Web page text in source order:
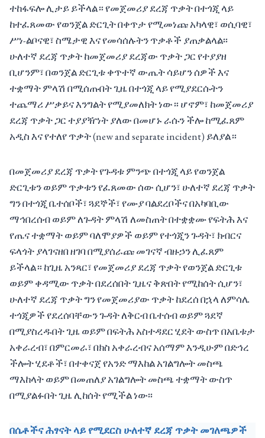
ተከፋፍሎ ሊታይ ይችላል። የመጀመሪያ ደረጃ ጥቃት በተጎጂ ላይ
ከተፈጸመው የወንጀል ድርጊት በቀጥታ የሚመነጩ አካላዊ፣ ወሲባዊ፣
ሥነ-ልቦናዊ፣ ስሜታዊ እና የመሳሰሉትን ጥቃቶች ያጠቃልላል፡፡
ሁለተኛ ደረጃ ጥቃት ከመጀመሪያ ደረጃው ጥቃት ጋር የተያያዘ
ቢሆንም፣ በወንጀል ድርጊቱ ቀጥተኛ ውጤት ሳይሆን ሰዎች እና
ተቋማት ምላሽ በሚሰጡበት ጊዜ በተጎጂ ላይ የሚያደርሱትን
ተጨማሪ ሥቃይና እንግልት የሚያመለክት ነው። ሆኖም፣ ከመጀመሪያ
ደረጃ ጥቃት ጋር ተያያዥነት ያለው በመሆኑ ራሱን ችሎ ከሚፈጸም
አዲስ እና የተለየ ጥቃት (new and separate incident) ይለያል።
በመጀመሪያ ደረጃ ጥቃት የጉዳቱ ምንጭ በተጎጂ ላይ የወንጀል
ድርጊቱን ወይም ጥቃቱን የፈጸመው ሰው ሲሆን፣ ሁለተኛ ደረጃ ጥቃት
ግን በተጎጂ ቤተሰቦች፣ ጓደኞች፣ የሙያ ባልደረቦችና በአካባቢው
ማኅበረሰብ ወይም ለጉዳት ምላሽ ለመስጠት በተቋቋሙ የፍትሕ እና
የጤና ተቋማት ወይም ባለሞያዎች ወይም የተጎጂን ጉዳት፣ ክብርና
ፍላጎት ያላገናዘበ ዘገባ በሚያሰራጩ መገናኛ ብዙኃን ሊፈጸም
ይችላል። ከጊዜ አንጻር፣ የመጀመሪያ ደረጃ ጥቃት የወንጀል ድርጊቱ
ወይም ቀዳሚው ጥቃት በደረሰበት ጊዜና ቅጽበት የሚከሰት ሲሆን፣
ሁለተኛ ደረጃ ጥቃት ግን የመጀመሪያው ጥቃት ከደረሰ በኋላ ለምሳሌ
ተጎጂዎች የደረሰባቸውን ጉዳት ለቅርብ ቤተሰብ ወይም ጓደኛ
በሚያስረዱበት ጊዜ ወይም በፍትሕ አስተዳደር ሂደት ውስጥ በአቤቱታ
አቀራረብ፣ በምርመራ፣ በክስ አቀራረብና አሰማም እንዲሁም በድኅረ
ችሎት ሂደቶች፣ በተቀናጀ የአንድ ማእከል አገልግሎት መስጫ
ማእከላት ወይም በመጠለያ አገልግሎት መስጫ ተቋማት ውስጥ
በሚያልፉበት ጊዜ ሊከሰት የሚችል ነው፡፡
በሴቶችና ሕፃናት ላይ የሚደርስ ሁለተኛ ደረጃ ጥቃት መገለጫዎች